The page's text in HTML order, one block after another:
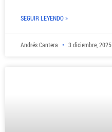
SEGUIR LEYENDO »
Andrés Cantera 3 diciembre, 2025